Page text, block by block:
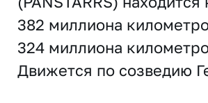
382 миллиона
324 миллиона
Движется по созведию